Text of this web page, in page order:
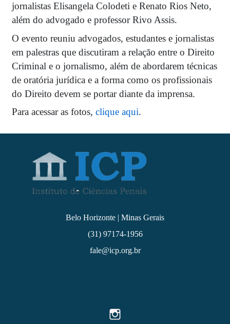
jornalistas Elisangela Colodeti e Renato Rios Neto,
além do advogado e professor Rivo Assis.
O evento reuniu advogados, estudantes e jornalistas
em palestras que discutiram a relação entre o Direito
Criminal e o jornalismo, além de abordarem técnicas
de oratória jurídica e a forma como os profissionais
do Direito devem se portar diante da imprensa.
Para acessar as fotos,clique aqui.
Belo Horizonte | Minas Gerais
(31) 97174-1956
fale@icp.org.br